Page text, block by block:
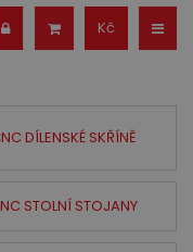
Kč
DÍLENSKÉ SKŘÍNĚ
STOLNÍ STOJANY